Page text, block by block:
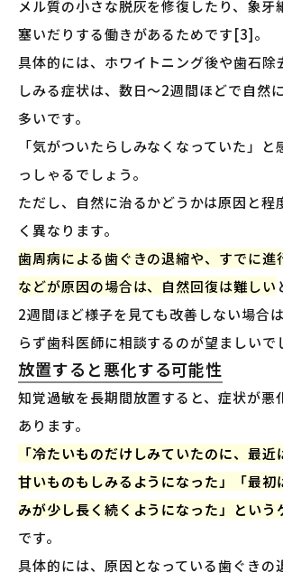
メル質の小さな脱灰を修復したり、象牙
塞いだりする働きがあるためです[3]。
具体的には、ホワイトニング後や歯石除
しみる症状は、数日〜2週間ほどで自然
多いです。
「気がついたらしみなくなっていた」と
っしゃるでしょう。
ただし、自然に治るかどうかは原因と程
く異なります。
歯周病による歯ぐきの退縮や、すでに進
などが原因の場合は、自然回復は難しい
2週間ほど様子を見ても改善しない場合
らず歯科医師に相談するのが望ましいで
放置すると悪化する可能性
知覚過敏を長期間放置すると、症状が悪
あります。
「冷たいものだけしみていたのに、最
甘いものもしみるようになった」「最初
みが少し長く続くようになった」という
です。
具体的には、原因となっている歯ぐきの